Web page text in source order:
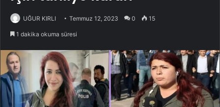
UĞUR KIRLI Temmuz 12, 2023 0 15
1 dakika okuma süresi